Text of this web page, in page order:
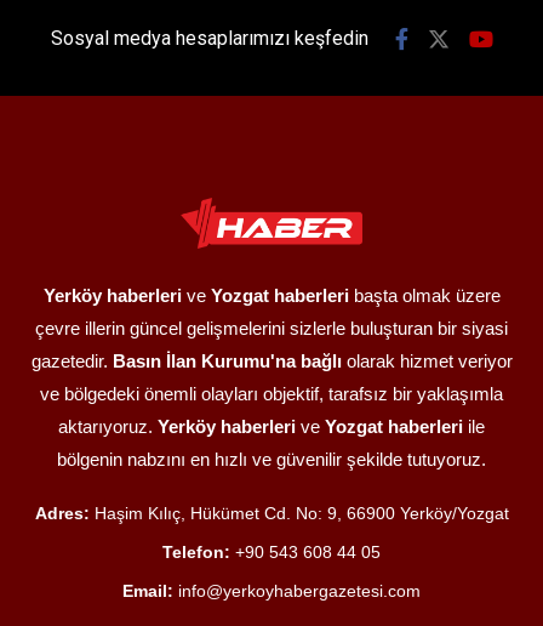
Sosyal medya hesaplarımızı keşfedin
Yerköy haberlerive Yozgat haberleribaşta olmak üzere
çevre illerin güncel gelişmelerini sizlerle buluşturan bir siyasi
gazetedir. Basın İlan Kurumu'na bağlıolarak hizmet veriyor
ve bölgedeki önemli olayları objektif, tarafsız bir yaklaşımla
aktarıyoruz. Yerköy haberleri ve Yozgat haberleri ile
bölgenin nabzını en hızlı ve güvenilir şekilde tutuyoruz.
Adres: Haşim Kılıç, Hükümet Cd. No: 9, 66900 Yerköy/Yozgat
Telefon: +90 543 608 44 05
Email: info@yerkoyhabergazetesi.com